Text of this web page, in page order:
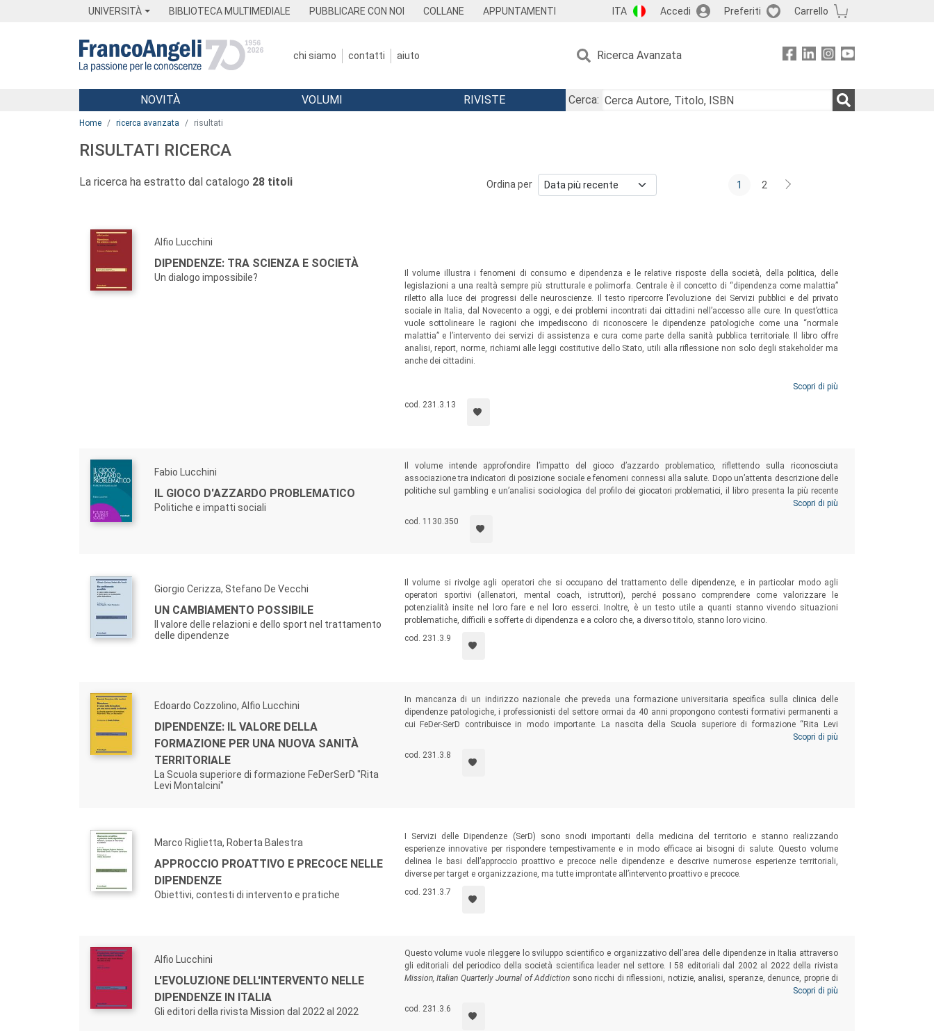
UNIVERSITÀ BIBLIOTECA MULTIMEDIALE PUBBLICARE CON NOI COLLANE APPUNTAMENTI ITA Accedi Preferiti Carrello
chi siamo contatti aiuto Ricerca Avanzata
Menu
NOVITÀ VOLUMI RIVISTE
Cerca:
Home ricerca avanzata risultati
RISULTATI RICERCA
La ricerca ha estratto dal catalogo 28 titoli Ordina per 1 2
Alfio Lucchini
DIPENDENZE: TRA SCIENZA E SOCIETÀ
Un dialogo impossibile?
Il volume illustra i fenomeni di consumo e dipendenza e le relative risposte della società, della politica, delle
legislazioni a una realtà sempre più strutturale e polimorfa. Centrale è il concetto di “dipendenza come malattia”
riletto alla luce dei progressi delle neuroscienze. Il testo ripercorre l’evoluzione dei Servizi pubblici e del privato
sociale in Italia, dal Novecento a oggi, e dei problemi incontrati dai cittadini nell’accesso alle cure. In quest’ottica
vuole sottolineare le ragioni che impediscono di riconoscere le dipendenze patologiche come una “normale
malattia” e l’intervento dei servizi di assistenza e cura come parte della sanità pubblica territoriale. Il libro offre
analisi, report, norme, richiami alle leggi costitutive dello Stato, utili alla riflessione non solo degli stakeholder ma
anche dei cittadini.
Scopri di più
cod. 231.3.13
Fabio Lucchini
IL GIOCO D'AZZARDO PROBLEMATICO
Politiche e impatti sociali
Il volume intende approfondire l’impatto del gioco d’azzardo problematico, riflettendo sulla riconosciuta
associazione tra indicatori di posizione sociale e fenomeni connessi alla salute. Dopo un’attenta descrizione delle
politiche sul gambling e un’analisi sociologica del profilo dei giocatori problematici, il libro presenta la più recente
ricerca italiana dedicata ai costi sociali del fenomeno. Un testo per gli studenti dei corsi di Sociologia, Scienza
Politica ed Economia, ma anche per i policymaker interessati a conoscere dati e acquisire metodologie per
affrontare un tema al centro del dibattito pubblico.
Scopri di più
cod. 1130.350
Giorgio Cerizza, Stefano De Vecchi
UN CAMBIAMENTO POSSIBILE
Il valore delle relazioni e dello sport nel trattamento
delle dipendenze
Il volume si rivolge agli operatori che si occupano del trattamento delle dipendenze, e in particolar modo agli
operatori sportivi (allenatori, mental coach, istruttori), perché possano comprendere come valorizzare le
potenzialità insite nel loro fare e nel loro esserci. Inoltre, è un testo utile a quanti stanno vivendo situazioni
problematiche, difficili e sofferte di dipendenza e a coloro che, a diverso titolo, stanno loro vicino.
cod. 231.3.9
Edoardo Cozzolino, Alfio Lucchini
DIPENDENZE: IL VALORE DELLA
FORMAZIONE PER UNA NUOVA SANITÀ
TERRITORIALE
La Scuola superiore di formazione FeDerSerD "Rita
Levi Montalcini"
In mancanza di un indirizzo nazionale che preveda una formazione universitaria specifica sulla clinica delle
dipendenze patologiche, i professionisti del settore ormai da 40 anni propongono contesti formativi permanenti a
cui FeDer-SerD contribuisce in modo importante. La nascita della Scuola superiore di formazione “Rita Levi
Montalcini” segna un ulteriore passo avanti dell’impegno formativo. Il volume vuole aiutare i professionisti ad
approfondire sempre di più la conoscenza delle dipendenze patologiche, uno degli ambiti più belli e completi non
solo per la medicina ma anche per la comprensione del futuro della società.
Scopri di più
cod. 231.3.8
Marco Riglietta, Roberta Balestra
APPROCCIO PROATTIVO E PRECOCE NELLE
DIPENDENZE
Obiettivi, contesti di intervento e pratiche
I Servizi delle Dipendenze (SerD) sono snodi importanti della medicina del territorio e stanno realizzando
esperienze innovative per rispondere tempestivamente e in modo efficace ai bisogni di salute. Questo volume
delinea le basi dell’approccio proattivo e precoce nelle dipendenze e descrive numerose esperienze territoriali,
diverse per target e organizzazione, ma tutte improntate all’intervento proattivo e precoce.
cod. 231.3.7
Alfio Lucchini
L'EVOLUZIONE DELL'INTERVENTO NELLE
DIPENDENZE IN ITALIA
Gli editori della rivista Mission dal 2022 al 2022
Questo volume vuole rileggere lo sviluppo scientifico e organizzativo dell’area delle dipendenze in Italia attraverso
gli editoriali del periodico della società scientifica leader nel settore. I 58 editoriali dal 2002 al 2022 della rivista
Mission, Italian Quarterly Journal of Addiction sono ricchi di riflessioni, notizie, analisi, speranze, denunce, proprie di
un contesto, come quello delle dipendenze, che ancor oggi fatica a liberarsi dallo stigma e dalle visioni ideologiche
che lo hanno accompagnato lungo tutta la sua storia.
Scopri di più
cod. 231.3.6